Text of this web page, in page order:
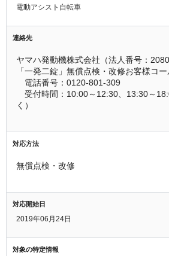
電動アシスト自転車
連絡先
ヤマハ発動機株式会社（法人番号：
「一発二錠」無償点検・改修お客様コ
電話番号：0120-801-309
受付時間：10:00～12:30、13:30～
く）
対応方法
無償点検・改修
対応開始日
2019年06月24日
対象の特定情報